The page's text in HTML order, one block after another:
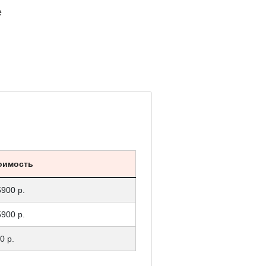
р.
р.
р.